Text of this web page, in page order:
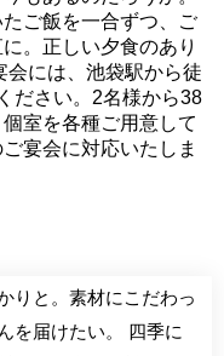
ご飯を一合ずつ、ご
。正しい夕食のあり
会には、池袋駅から徒
ださい。2名様から38
室を各種ご用意して
宴会に対応いたしま
りと。素材にこだわっ
を届けたい。 四季に